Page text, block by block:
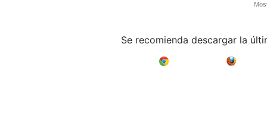
Se recomienda descargar la